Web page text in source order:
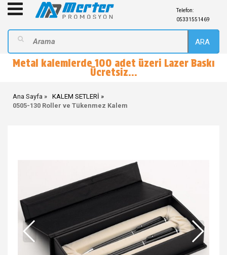
Telefon:
05331551469
ARA
Metal kalemlerde 100 adet üzeri Lazer Baskı
Ücretsiz...
Ana Sayfa
KALEM SETLERİ
0505-130 Roller ve Tükenmez Kalem